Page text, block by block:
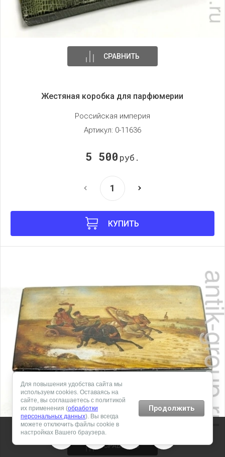
СРАВНИТЬ
Жестяная коробка для парфюмерии
Российская империя
Артикул: 0-11636
5 500 руб.
КУПИТЬ
СРАВНИТЬ
Для повышения удобства сайта мы
используем cookies. Оставаясь на
сайте, вы соглашаетесь с политикой
их применения (обработки
персональных данных). Вы всегда
можете отключить файлы cookie в
настройках Вашего браузера.
Продолжить